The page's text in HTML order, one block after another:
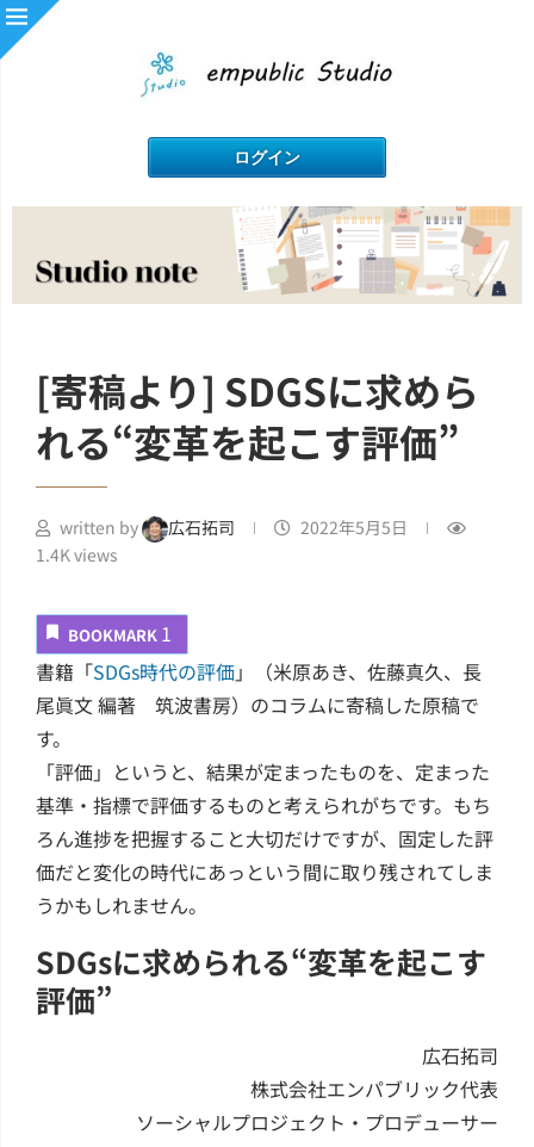
[寄稿より] SDGSに求めら
れる“変革を起こす評価”
written by 広石拓司
2022年5月5日
1.4K views
BOOKMARK 1
書籍「SDGs時代の評価」（米原あき、佐藤真久、長
尾眞文 編著 筑波書房）のコラムに寄稿した原稿で
す。
「評価」というと、結果が定まったものを、定まった
基準・指標で評価するものと考えられがちです。もち
ろん進捗を把握すること大切だけですが、固定した評
価だと変化の時代にあっという間に取り残されてしま
うかもしれません。
SDGsに求められる“変革を起こす
評価”
広石拓司
株式会社エンパブリック代表
ソーシャルプロジェクト・プロデューサー